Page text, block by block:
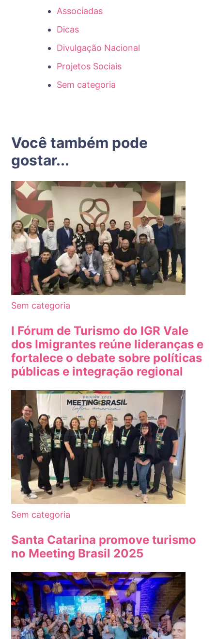
Associadas
Dicas
Divulgação Nacional
Projetos Sociais
Sem categoria
Você também pode
gostar...
Sem categoria
I Fórum de Turismo do IGR Vale
dos Imigrantes reúne lideranças e
fortalece o debate sobre políticas
públicas e integração regional
Sem categoria
Santa Catarina promove turismo
no Meeting Brasil 2025